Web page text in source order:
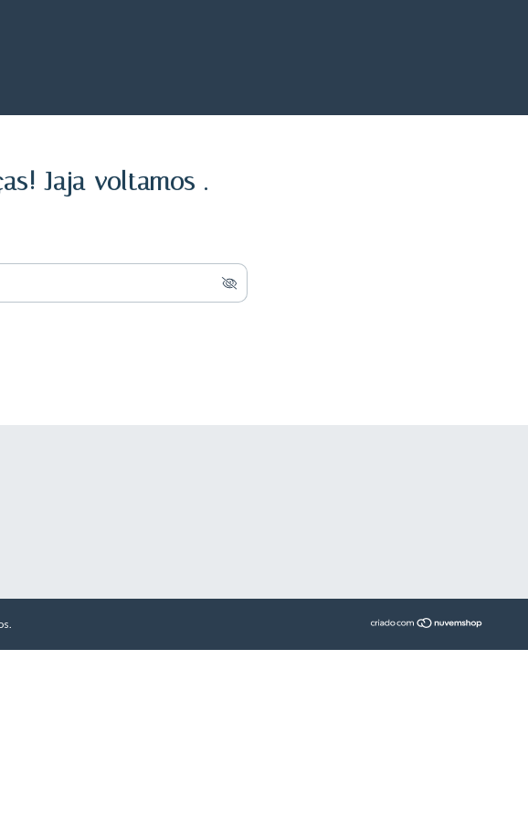
Jaja voltamos .